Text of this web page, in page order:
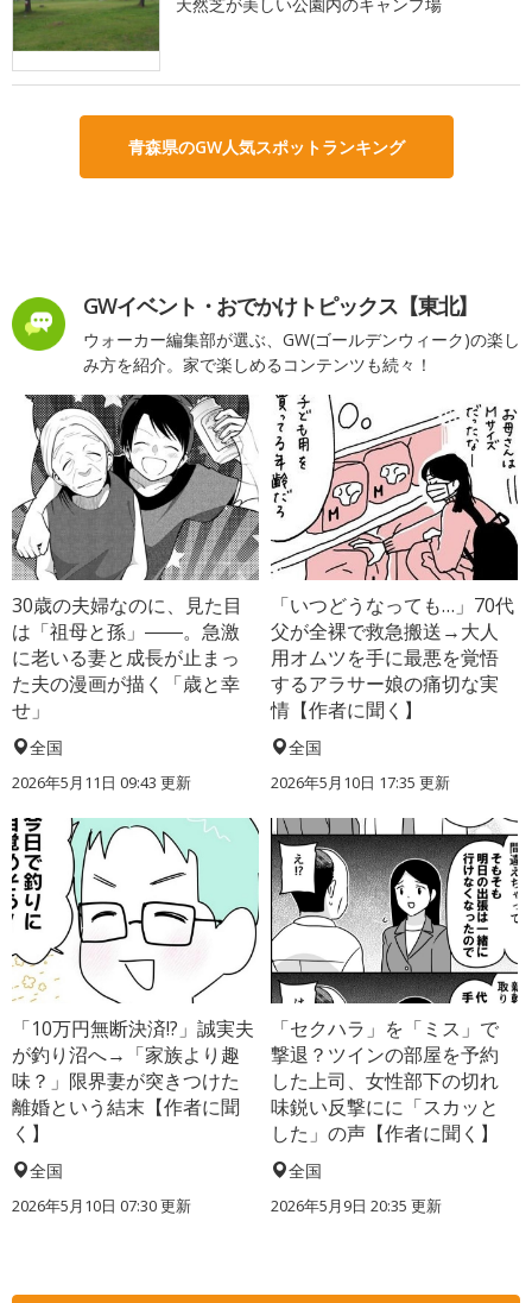
青森県のGW人気スポットランキング
GWイベント・おでかけトピックス【東北】
ウォーカー編集部が選ぶ、GW(ゴールデンウィーク)の楽し
み方を紹介。家で楽しめるコンテンツも続々！
30歳の夫婦なのに、見た目
は「祖母と孫」――。急激
に老いる妻と成長が止まっ
た夫の漫画が描く「歳と幸
せ」
全国
2026年5月11日 09:43 更新
「いつどうなっても…」70代
父が全裸で救急搬送→大人
用オムツを手に最悪を覚悟
するアラサー娘の痛切な実
情【作者に聞く】
全国
2026年5月10日 17:35 更新
「10万円無断決済!?」誠実夫
が釣り沼へ→「家族より趣
味？」限界妻が突きつけた
離婚という結末【作者に聞
く】
全国
2026年5月10日 07:30 更新
「セクハラ」を「ミス」で
撃退？ツインの部屋を予約
した上司、女性部下の切れ
味鋭い反撃にに「スカッと
した」の声【作者に聞く】
全国
2026年5月9日 20:35 更新